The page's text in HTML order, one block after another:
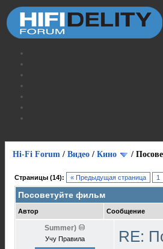
Hi-Fi Forum / Видео / Кино /
Страницы (14): « Предыдущая страница 1
Посоветуйте фильм
Автор Сообщение
Summer)
Учу Правила RE: